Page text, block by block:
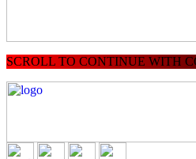
SCROLL TO CONTINUE WITH